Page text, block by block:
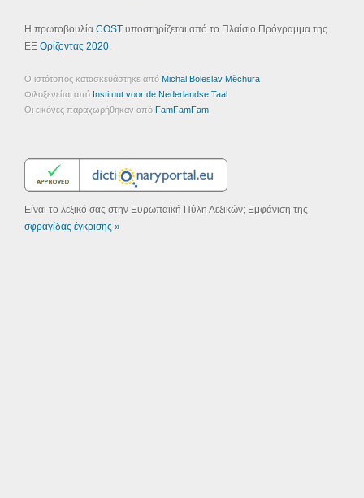
Η πρωτοβουλία COSTυποστηρίζεται από το Πλαίσιο Πρόγραμμα της
ΕΕ Ορίζοντας 2020.
Ο ιστότοπος κατασκευάστηκε από Michal Boleslav Měchura
Φιλοξενείται από Instituut voor de Nederlandse Taal
Οι εικόνες παραχωρήθηκαν από FamFamFam
Είναι το λεξικό σας στην Ευρωπαϊκή Πύλη Λεξικών; Εμφάνιση της
σφραγίδας έγκρισης »